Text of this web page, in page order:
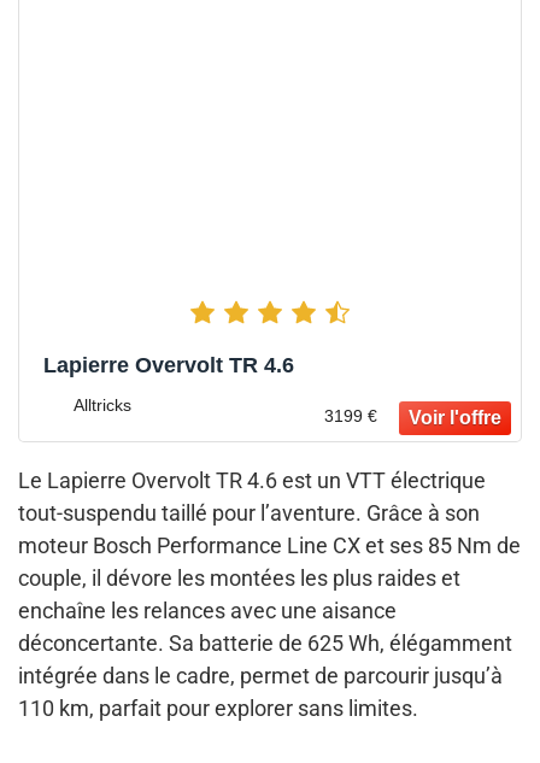
Lapierre Overvolt TR 4.6
Alltricks
3199 €
Le Lapierre Overvolt TR 4.6 est un VTT électrique
tout-suspendu taillé pour l’aventure. Grâce à son
moteur Bosch Performance Line CX et ses 85 Nm de
couple, il dévore les montées les plus raides et
enchaîne les relances avec une aisance
déconcertante. Sa batterie de 625 Wh, élégamment
intégrée dans le cadre, permet de parcourir jusqu’à
110 km, parfait pour explorer sans limites.